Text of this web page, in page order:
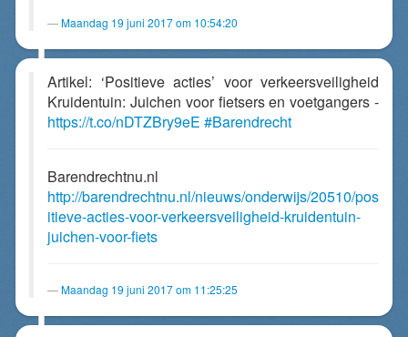
Maandag 19 juni 2017 om 10:54:20
Artikel: ‘Positieve acties’ voor verkeersveiligheid
Kruidentuin: Juichen voor fietsers en voetgangers -
https://t.co/nDTZBry9eE #Barendrecht
Barendrechtnu.nl
http://barendrechtnu.nl/nieuws/onderwijs/20510/pos
itieve-acties-voor-verkeersveiligheid-kruidentuin-
juichen-voor-fiets
Maandag 19 juni 2017 om 11:25:25